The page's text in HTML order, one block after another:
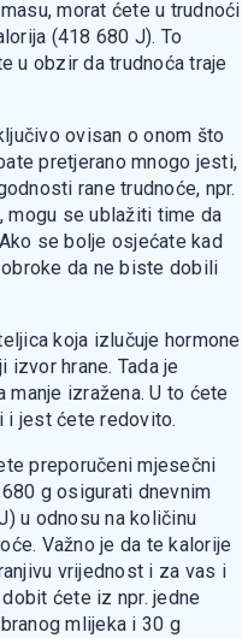
morat ćete u trudnoći
(418 680 J). To
u obzir da trudnoća traje
ovisan o onom što
pretjerano mnogo jesti,
rane trudnoće, npr.
mogu se ublažiti time da
se bolje osjećate kad
da ne biste dobili
koja izlučuje hormone
izvor hrane. Tada je
izražena. U to ćete
i jest ćete redovito.
preporučeni mjesečni
g osigurati dnevnim
u odnosu na količinu
Važno je da te kalorije
vrijednost i za vas i
ćete iz npr. jedne
mlijeka i 30 g